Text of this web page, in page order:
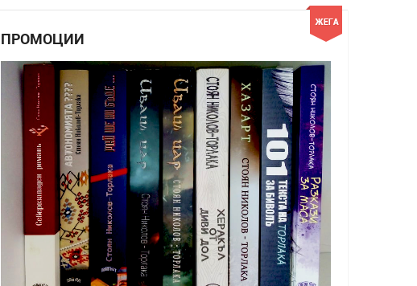
ПРОМОЦИИ